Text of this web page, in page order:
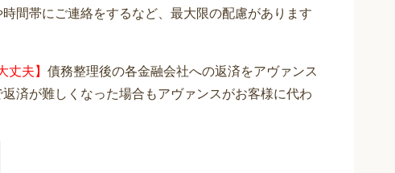
間帯にご連絡をするなど、最大限の配慮があります
丈夫】 債務整理後の各金融会社への返済をアヴァンス
済が難しくなった場合もアヴァンスがお客様に代わ